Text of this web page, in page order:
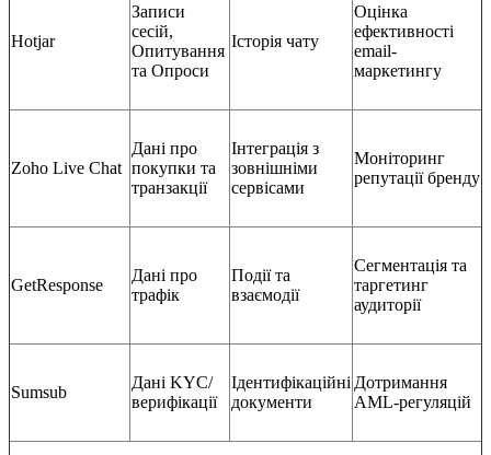
Hotjar
Записи
сесій,
Опитування
та Опроси
Історія чату
Оцінка
ефективності
email-
маркетингу
Zoho Live Chat
Дані про
покупки та
транзакції
Інтеграція з
зовнішніми
сервісами
Моніторинг
репутації бренду
GetResponse
Дані про
трафік
Події та
взаємодії
Сегментація та
таргетинг
аудиторії
Sumsub
Дані KYC/
верифікації
Ідентифікаційні
документи
Дотримання
AML-регуляцій